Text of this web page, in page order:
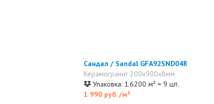
Сандал / Sandal GFA92SND04R
Керамогранит 200x900x8мм
Упаковка: 1.6200 м² = 9 шт.
1 990 руб./м²